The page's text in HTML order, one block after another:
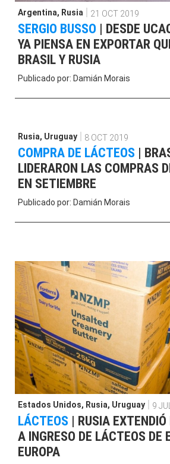
Argentina, Rusia 21 OCT 2019
SERGIO BUSSO | DESDE
YA PIENSA EN EXPORTAR
BRASIL Y RUSIA
Publicado por: Damián Morais
Rusia, Uruguay 8 OCT 2019
COMPRA DE LÁCTEOS |
LIDERARON LAS COMPRAS
EN SETIEMBRE
Publicado por: Damián Morais
Estados Unidos, Rusia, Uruguay 9
LÁCTEOS | RUSIA
A INGRESO DE LÁCTEOS DE
EUROPA